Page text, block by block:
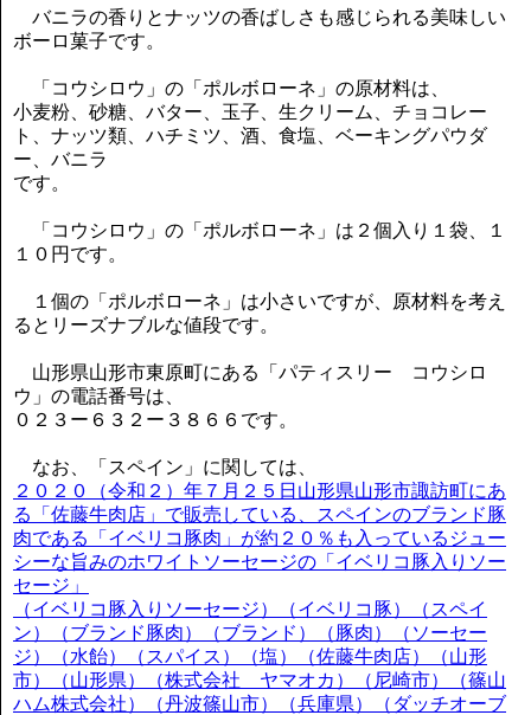
バニラの香りとナッツの香ばしさも感じられる美味しい
ボーロ菓子です。
「コウシロウ」の「ポルボローネ」の原材料は、
小麦粉、砂糖、バター、玉子、生クリーム、チョコレー
ト、ナッツ類、ハチミツ、酒、食塩、ベーキングパウダ
ー、バニラ
です。
「コウシロウ」の「ポルボローネ」は２個入り１袋、１
１０円です。
１個の「ポルボローネ」は小さいですが、原材料を考え
るとリーズナブルな値段です。
山形県山形市東原町にある「パティスリー コウシロ
ウ」の電話番号は、
０２３ー６３２ー３８６６です。
なお、「スペイン」に関しては、
２０２０（令和２）年７月２５日山形県山形市諏訪町にあ
る「佐藤牛肉店」で販売している、スペインのブランド豚
肉である「イベリコ豚肉」が約２０％も入っているジュー
シーな旨みのホワイトソーセージの「イベリコ豚入りソー
セージ」
（イベリコ豚入りソーセージ）（イベリコ豚）（スペイ
ン）（ブランド豚肉）（ブランド）（豚肉）（ソーセー
ジ）（水飴）（スパイス）（塩）（佐藤牛肉店）（山形
市）（山形県）（株式会社 ヤマオカ）（尼崎市）（篠山
ハム株式会社）（丹波篠山市）（兵庫県）（ダッチオーブ